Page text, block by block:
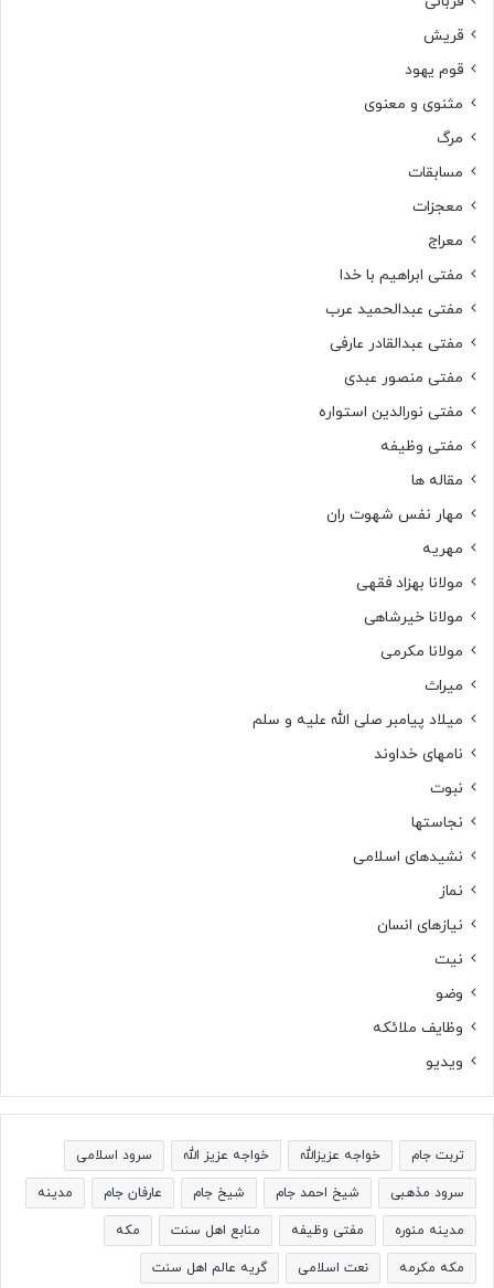
قریش
قوم یهود
مثنوی و معنوی
مرگ
مسابقات
معجزات
معراج
مفتی ابراهیم با خدا
مفتی عبدالحمید عرب
مفتی عبدالقادر عارفی
مفتی منصور عبدی
مفتی نورالدین استواره
مفتی وظیفه
مقاله ها
مهار نفس شهوت ران
مهریه
مولانا بهزاد فقهی
مولانا خیرشاهی
مولانا مکرمی
میراث
میلاد پیامبر صلی الله علیه و سلم
نامهای خداوند
نبوت
نجاستها
نشیدهای اسلامی
نماز
نیازهای انسان
نیت
وضو
وظایف ملائکه
ویدیو
تربت جام خواجه عزیزالله خواجه عزیز الله سرود اسلامی
سرود مذهبی شیخ احمد جام شیخ جام عارفان جام مدینه
مدینه منوره مفتی وظیفه منابع اهل سنت مکه
مکه مکرمه نعت اسلامی گریه عالم اهل سنت